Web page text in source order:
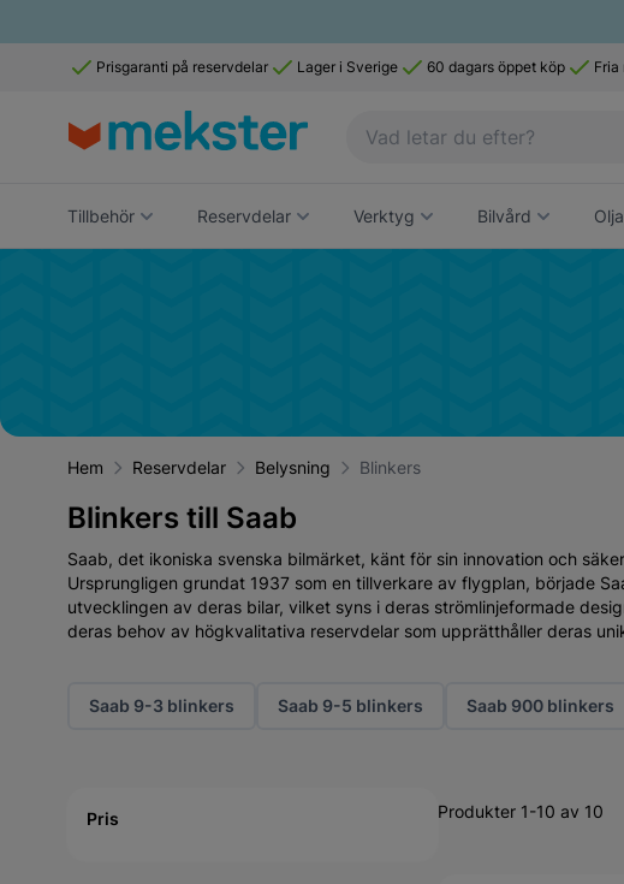
Prisgaranti på reservdelar Lager i Sverige 60 dagars öppet köp Fria
Tillbehör Reservdelar Verktyg Bilvård Olja
Hem Reservdelar Belysning Blinkers
Blinkers till Saab
Saab, det ikoniska svenska bilmärket, känt för sin innovation och
Ursprungligen grundat 1937 som en tillverkare av flygplan, började
utvecklingen av deras bilar, vilket syns i deras strömlinjeformade
deras behov av högkvalitativa reservdelar som upprätthåller deras
Saab 9-3 blinkers Saab 9-5 blinkers Saab 900 blinkers
Pris Produkter 1-10 av 10